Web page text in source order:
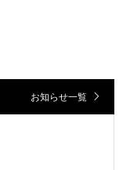
お知らせ一覧